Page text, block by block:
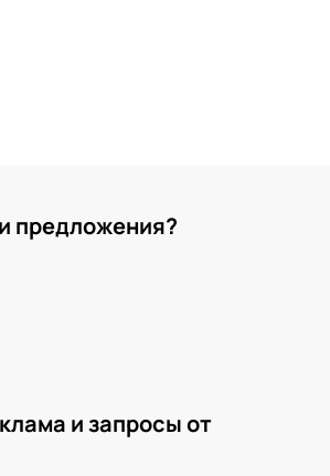
предложения?
и запросы от